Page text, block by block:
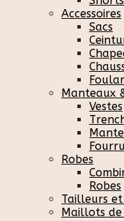
Accessoires
Sacs
Manteaux
Vestes
Robes
Robes
Tailleurs
Maillots